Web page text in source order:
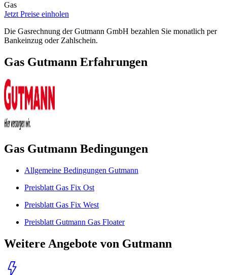
Gas
Jetzt Preise einholen
Die Gasrechnung der Gutmann GmbH bezahlen Sie monatlich per
Bankeinzug oder Zahlschein.
Gas Gutmann Erfahrungen
Gas Gutmann Bedingungen
Allgemeine Bedingungen Gutmann
Preisblatt Gas Fix Ost
Preisblatt Gas Fix West
Preisblatt Gutmann Gas Floater
Weitere Angebote von Gutmann